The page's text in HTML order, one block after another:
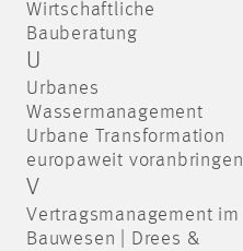
Wirtschaftliche
Bauberatung
U
Urbanes
Wassermanagement
Urbane Transformation
europaweit voranbringen
V
Vertragsmanagement im
Bauwesen | Drees &